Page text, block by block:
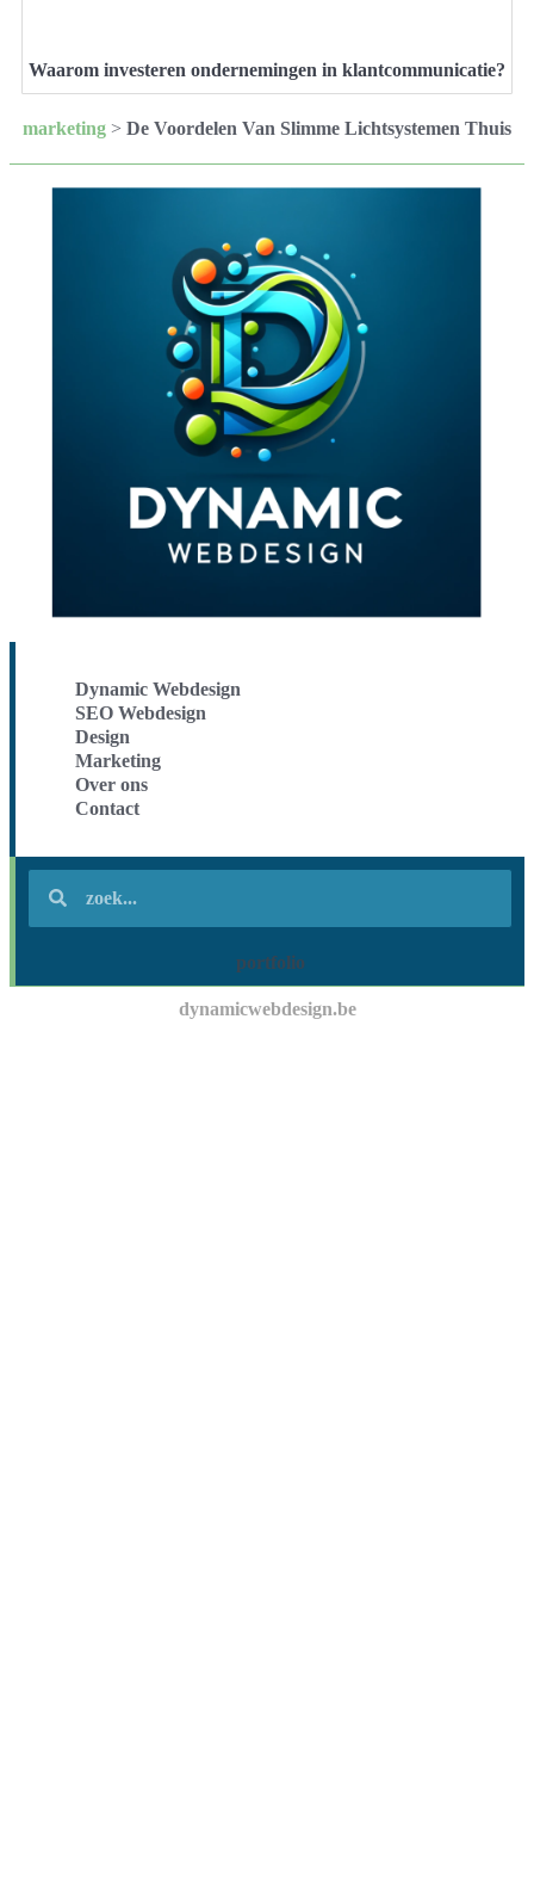
Waarom investeren ondernemingen in klantcommunicatie?
marketing > De Voordelen Van Slimme Lichtsystemen Thuis
Dynamic Webdesign
SEO Webdesign
Design
Marketing
Over ons
Contact
portfolio
dynamicwebdesign.be